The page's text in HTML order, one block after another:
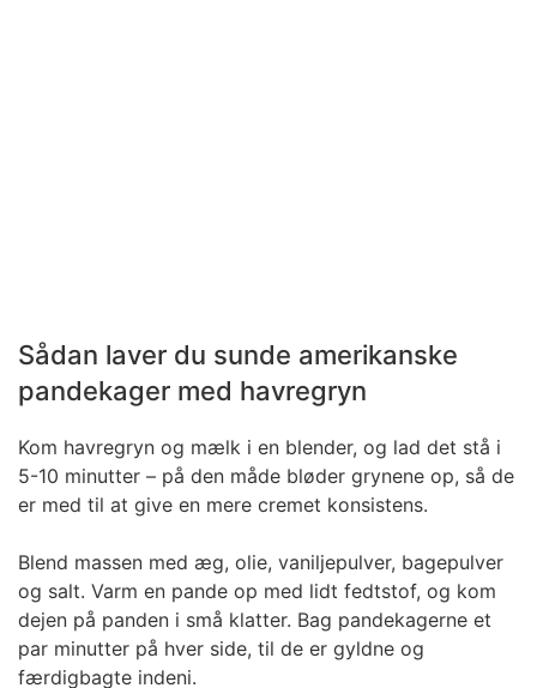
Sådan laver du sunde amerikanske
pandekager med havregryn
Kom havregryn og mælk i en blender, og lad det stå i
5-10 minutter – på den måde bløder grynene op, så de
er med til at give en mere cremet konsistens.
Blend massen med æg, olie, vaniljepulver, bagepulver
og salt. Varm en pande op med lidt fedtstof, og kom
dejen på panden i små klatter. Bag pandekagerne et
par minutter på hver side, til de er gyldne og
færdigbagte indeni.